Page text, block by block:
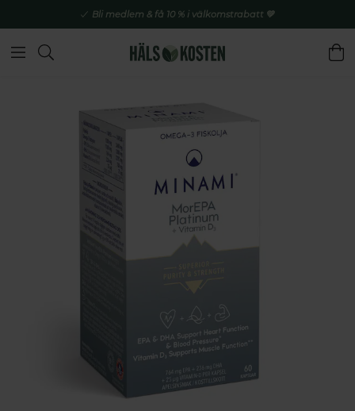
Bli medlem & få 10 % i välkomstrabatt 💚